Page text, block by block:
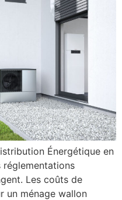
Énergétique en
réglementations
Les coûts de
un ménage wallon